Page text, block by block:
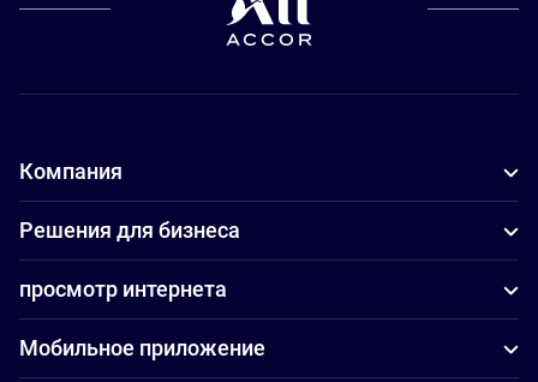
Компания
Решения для бизнеса
просмотр интернета
Мобильное приложение